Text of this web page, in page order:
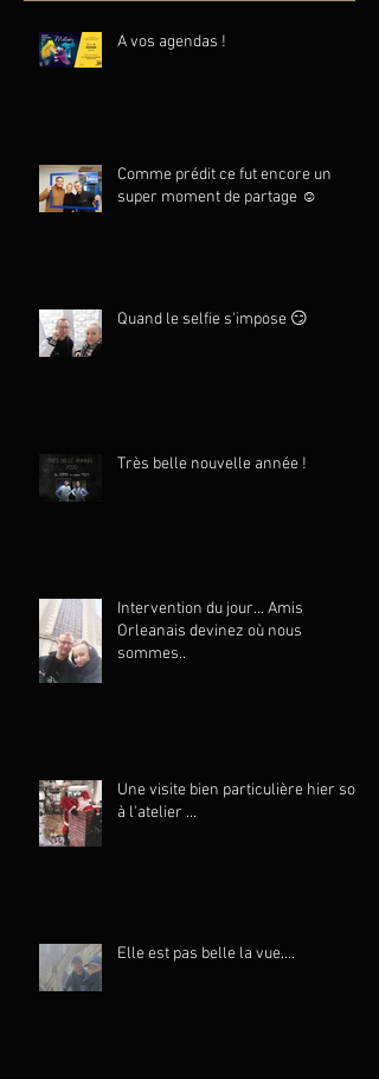
A vos agendas !
Comme prédit ce fut encore un
super moment de partage ☺️
Quand le selfie s'impose 😏
Très belle nouvelle année !
Intervention du jour... Amis
Orleanais devinez où nous
sommes..
Une visite bien particulière hier soir
à l'atelier ...
Elle est pas belle la vue....